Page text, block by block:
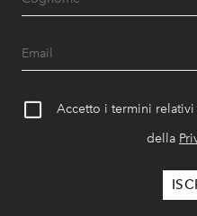
Accetto i termini
della